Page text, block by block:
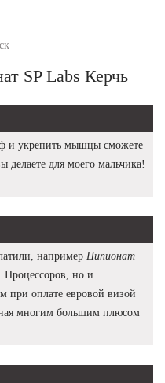
SP Labs Керчь
и укрепить мышцы сможете
делаете для моего мальчика!
например Ципионат
Процессоров, но и
при оплате евровой визой
многим большим плюсом